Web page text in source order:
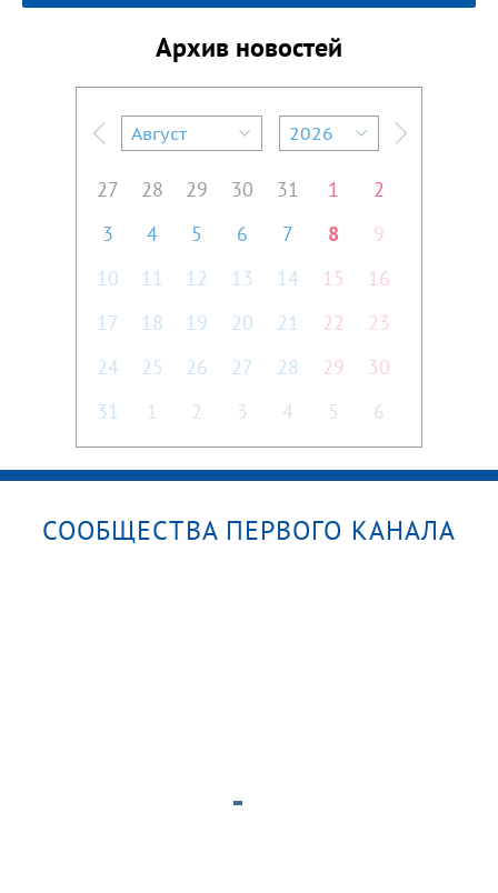
Архив новостей
Август 2026
Предыдущий месяц
27 28 29 30 31 1
2
3
4 5 6 7 8
9
10
11 12 13 14 15
16
17
18 19 20 21 22
23
24
25 26 27 28 29
30
31
1 2 3 4 5 6
СООБЩЕСТВА ПЕРВОГО КАНАЛА